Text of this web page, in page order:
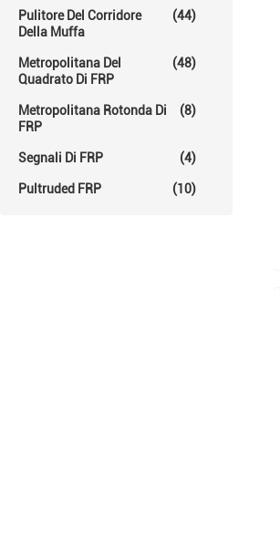
Pulitore Del Corridore
Della Muffa
(44)
Metropolitana Del
Quadrato Di FRP
(48)
Metropolitana Rotonda Di
FRP
(8)
Segnali Di FRP (4)
Pultruded FRP (10)